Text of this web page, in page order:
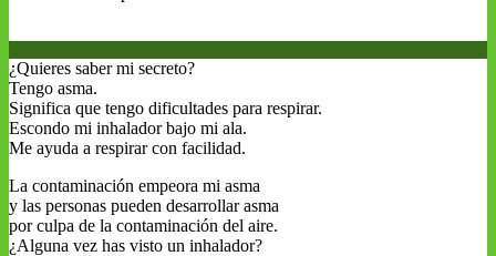
¿Quieres saber mi secreto?
Tengo asma.
Significa que tengo dificultades para respirar.
Escondo mi inhalador bajo mi ala.
Me ayuda a respirar con facilidad.
La contaminación empeora mi asma
y las personas pueden desarrollar asma
por culpa de la contaminación del aire.
¿Alguna vez has visto un inhalador?